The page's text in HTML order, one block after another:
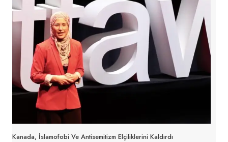
Kanada, İslamofobi Ve Antisemitizm Elçiliklerini Kaldırdı